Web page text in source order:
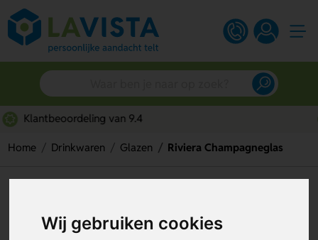
Wij gebruiken cookies
Snelle persoonlijke service
Home Drinkwaren Glazen Riviera Champagneglas
Artikelnummer:332005